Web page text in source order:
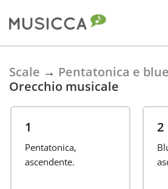
Scale → Pentatonica e
Orecchio musicale
1
Pentatonica,
ascendente.
2